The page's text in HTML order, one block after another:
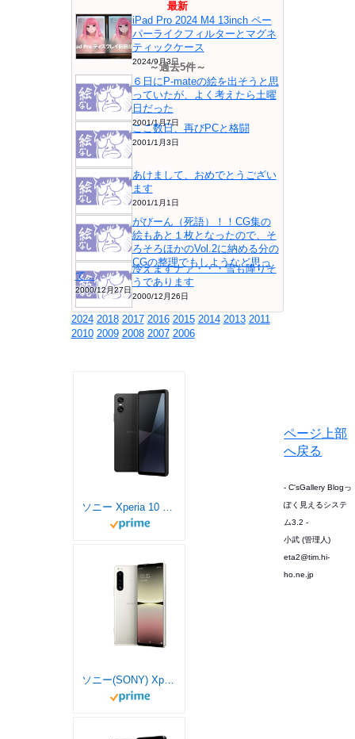
最新
iPad Pro 2024 M4 13inch ペー
パーライクフィルターとマグネ
ティックケース
2024/9月3日
～過去5件～
６日にP-mateの絵を出そうと思
っていたが、よく考えたら土曜
日だった
2001/1月7日
ここ数日、再びPCと格闘
2001/1月3日
あけまして、おめでとうござい
ます
2001/1月1日
がびーん（死語）！！CG集の
絵もあと１枚となったので、そ
ろそろほかのVol.2に納める分の
CGの整理でもしようなど思っ
て...
2000/12月27日
冷えますナァ・・・雪も降りそ
うであります
2000/12月26日
2024 2018 2017 2016 2015 2014 2013 2011
2010 2009 2008 2007 2006
ソニー Xperia 10 VI/SIMフリースマホ/ブラック/XQ-ES44 B1JPCX0 【日本正規代理店品】 / 防水/防塵/Snapdragon® 6 Gen 1 Mobile Platform / ストレージ6GB･128GB
ソニー(SONY) Xperia5IV / SIMフリースマホ / 【日本正規代理店品】 / 防水/防塵/Snapdragon 8 Gen 1 / ストレージ256GB / エクリュホワイト/XQ-CQ44 C
ページ上部
へ戻る
- C'sGallery Blogっ
ぽく見えるシステ
ム3.2 -
小武 (管理人)
eta2@tim.hi-
ho.ne.jp